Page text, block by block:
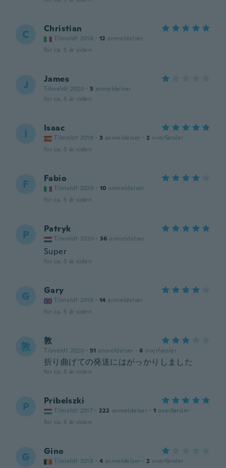
C Christian
Tilmeldt 2018 · 12 anmeldelser
for ca. 5 år siden
J James
Tilmeldt 2020 · 5 anmeldelser
for ca. 5 år siden
I Isaac
Tilmeldt 2018 · 3 anmeldelser · 2 overførsler
for ca. 5 år siden
F Fabio
Tilmeldt 2020 · 10 anmeldelser
for ca. 5 år siden
P Patryk
Tilmeldt 2020 · 36 anmeldelser
Super
for ca. 5 år siden
G Gary
Tilmeldt 2019 · 14 anmeldelser
for ca. 5 år siden
敦 敦
Tilmeldt 2020 · 51 anmeldelser · 6 overførsler
折り曲げての発送にはがっかりしました
for ca. 5 år siden
P Pribelszki
Tilmeldt 2017 · 222 anmeldelser · 1 overførsler
for ca. 5 år siden
G Gino
Tilmeldt 2018 · 4 anmeldelser · 2 overførsler